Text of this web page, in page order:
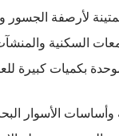
لأرصفة الجسور
السكنية
بكميات كبيرة
وأساسات الأسوار